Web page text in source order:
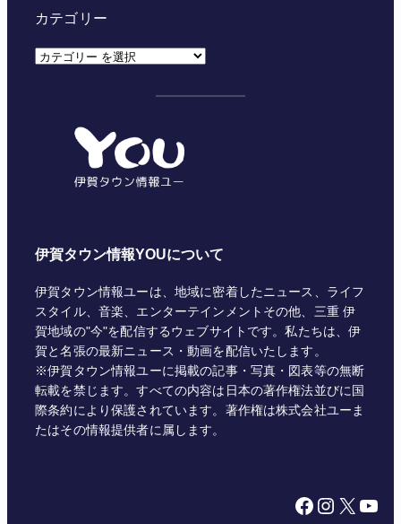
カテゴリー
カ
伊賀タウン情報YOUについて
伊賀タウン情報ユーは、地域に密着したニュース、ライフ
スタイル、音楽、エンターテインメントその他、三重 伊
賀地域の"今"を配信するウェブサイトです。私たちは、伊
賀と名張の最新ニュース・動画を配信いたします。
※伊賀タウン情報ユーに掲載の記事・写真・図表等の無断
転載を禁じます。すべての内容は日本の著作権法並びに国
際条約により保護されています。著作権は株式会社ユーま
たはその情報提供者に属します。
Facebook Instagram X YouTube